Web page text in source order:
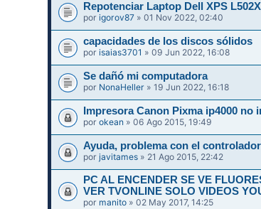
Repotenciar Laptop Dell XPS L502X
porigorov87 » 01 Nov 2022, 02:40
capacidades de los discos sólidos
porisaias3701 » 09 Jun 2022, 16:08
Se dañó mi computadora
por NonaHeller » 19 Jun 2022, 16:18
Impresora Canon Pixma ip4000 no
porokean » 06 Ago 2015, 19:49
Ayuda, problema con el
porjavitames » 21 Ago 2015, 22:42
PC AL ENCENDER SE VE
VER TVONLINE SOLO VIDEOS
por manito » 02 May 2017, 14:25